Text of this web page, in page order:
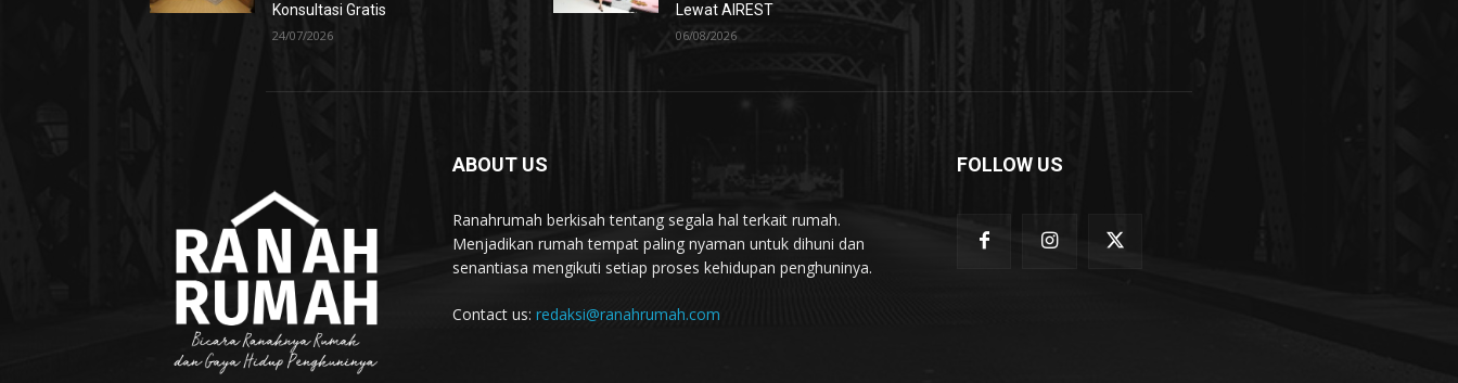
Konsultasi Gratis
24/07/2026
Lewat AIREST
06/08/2026
ABOUT US
Ranahrumah berkisah tentang segala hal terkait rumah.
Menjadikan rumah tempat paling nyaman untuk dihuni dan
senantiasa mengikuti setiap proses kehidupan penghuninya.
Contact us: redaksi@ranahrumah.com
FOLLOW US